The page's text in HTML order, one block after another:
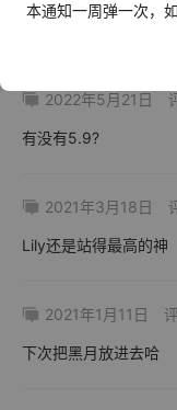
2022年5月21日
有没有5.9?
2021年3月18日
Lily还是站得最高的神
2021年1月11日
下次把黑月放进去哈
本通知一周弹一次，